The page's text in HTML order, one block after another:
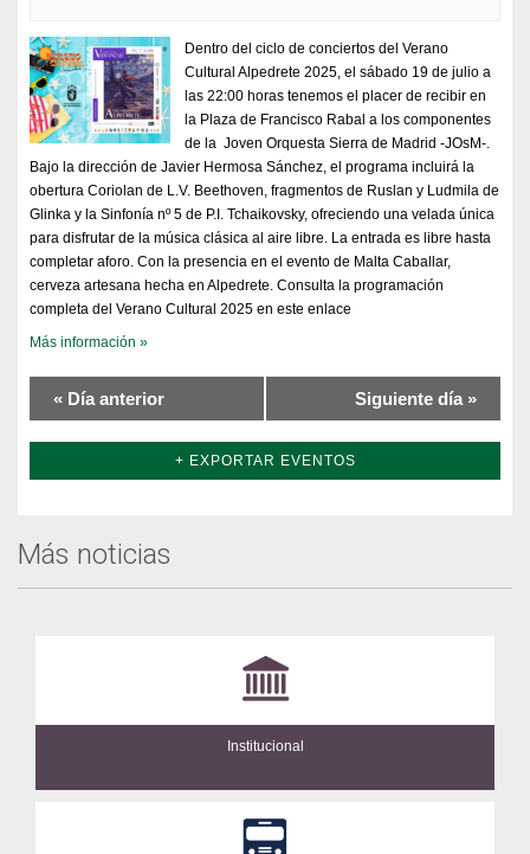
Dentro del ciclo de conciertos del Verano
Cultural Alpedrete 2025, el sábado 19 de julio a
las 22:00 horas tenemos el placer de recibir en
la Plaza de Francisco Rabal a los componentes
de la Joven Orquesta Sierra de Madrid -JOsM-.
Bajo la dirección de Javier Hermosa Sánchez, el programa incluirá la
obertura Coriolan de L.V. Beethoven, fragmentos de Ruslan y Ludmila de
Glinka y la Sinfonía nº 5 de P.I. Tchaikovsky, ofreciendo una velada única
para disfrutar de la música clásica al aire libre. La entrada es libre hasta
completar aforo. Con la presencia en el evento de Malta Caballar,
cerveza artesana hecha en Alpedrete. Consulta la programación
completa del Verano Cultural 2025 en este enlace
Más información »
« Día anterior Siguiente día »
+ EXPORTAR EVENTOS
Más noticias
Institucional